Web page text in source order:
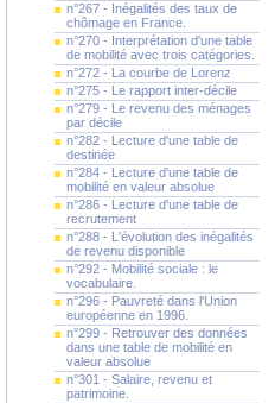
n°267 - Inégalités des taux de
chômage en France.
n°270 - Interprétation d'une table
de mobilité avec trois catégories.
n°272 - La courbe de Lorenz
n°275 - Le rapport inter-décile
n°279 - Le revenu des ménages
par décile
n°282 - Lecture d'une table de
destinée
n°284 - Lecture d'une table de
mobilité en valeur absolue
n°286 - Lecture d'une table de
recrutement
n°288 - L'évolution des inégalités
de revenu disponible
n°292 - Mobilité sociale : le
vocabulaire.
n°296 - Pauvreté dans l'Union
européenne en 1996.
n°299 - Retrouver des données
dans une table de mobilité en
valeur absolue
n°301 - Salaire, revenu et
patrimoine.